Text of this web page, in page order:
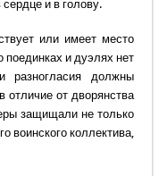
и в голову.
или имеет место
поединках и дуэлях нет
разногласия должны
отличие от дворянства
защищали не только
воинского коллектива,